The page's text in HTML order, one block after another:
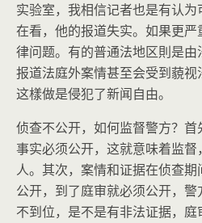
实验室，我相信记者也是有认
在看，他的报道失实。如果更
律问题。有的普通法地区則是
报道法庭外案情甚至会受到藐
这樣做是侵犯了新闻自由。
侦查不公开，如何监督警方？
事实必须公开，这就意味着监
人。其次，案情和证据在侦查
公开，到了庭审就必须公开，
不到位，是不是有非法证据，